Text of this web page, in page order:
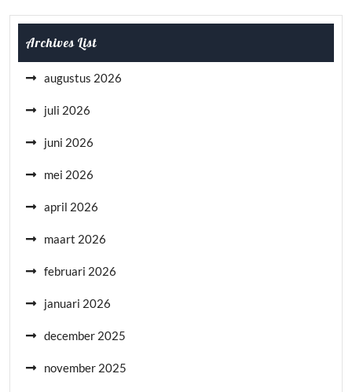
Archives List
augustus 2026
juli 2026
juni 2026
mei 2026
april 2026
maart 2026
februari 2026
januari 2026
december 2025
november 2025